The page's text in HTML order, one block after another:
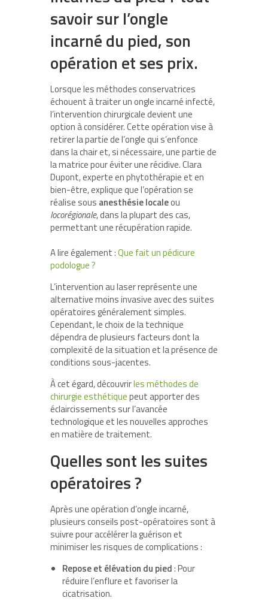
savoir sur l’ongle
incarné du pied, son
opération et ses prix.
Lorsque les méthodes conservatrices
échouent à traiter un ongle incarné infecté,
l’intervention chirurgicale devient une
option à considérer. Cette opération vise à
retirer la partie de l’ongle qui s’enfonce
dans la chair et, si nécessaire, une partie de
la matrice pour éviter une récidive. Clara
Dupont, experte en phytothérapie et en
bien-être, explique que l’opération se
réalise sous anesthésie localeou
locorégionale, dans la plupart des cas,
permettant une récupération rapide.
A lire également :Que fait un pédicure
podologue ?
L’intervention au laser représente une
alternative moins invasive avec des suites
opératoires généralement simples.
Cependant, le choix de la technique
dépendra de plusieurs facteurs dont la
complexité de la situation et la présence de
conditions sous-jacentes.
À cet égard, découvrirles méthodes de
chirurgie esthétiquepeut apporter des
éclaircissements sur l’avancée
technologique et les nouvelles approches
en matière de traitement.
Quelles sont les suites
opératoires ?
Après une opération d’ongle incarné,
plusieurs conseils post-opératoires sont à
suivre pour accélérer la guérison et
minimiser les risques de complications :
Repose et élévation du pied: Pour
réduire l’enflure et favoriser la
cicatrisation.